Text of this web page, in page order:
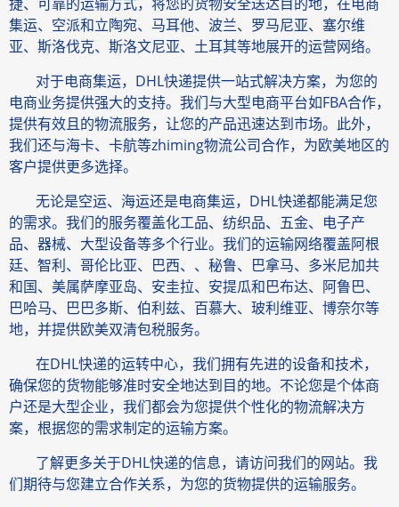
集运、空派和立陶宛、马耳他、波兰、罗马尼亚、塞尔维
亚、斯洛伐克、斯洛文尼亚、土耳其等地展开的运营网络。
对于电商集运，DHL快递提供一站式解决方案，为您的
电商业务提供强大的支持。我们与大型电商平台如FBA合作，
提供有效且的物流服务，让您的产品迅速达到市场。此外，
我们还与海卡、卡航等zhiming物流公司合作，为欧美地区的
客户提供更多选择。
无论是空运、海运还是电商集运，DHL快递都能满足您
的需求。我们的服务覆盖化工品、纺织品、五金、电子产
品、器械、大型设备等多个行业。我们的运输网络覆盖阿根
廷、智利、哥伦比亚、巴西、、秘鲁、巴拿马、多米尼加共
和国、美属萨摩亚岛、安圭拉、安提瓜和巴布达、阿鲁巴、
巴哈马、巴巴多斯、伯利兹、百慕大、玻利维亚、博奈尔等
地，并提供欧美双清包税服务。
在DHL快递的运转中心，我们拥有先进的设备和技术，
确保您的货物能够准时安全地达到目的地。不论您是个体商
户还是大型企业，我们都会为您提供个性化的物流解决方
案，根据您的需求制定的运输方案。
了解更多关于DHL快递的信息，请访问我们的网站。我
们期待与您建立合作关系，为您的货物提供的运输服务。